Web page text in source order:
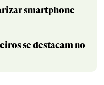
smartphone
se destacam no